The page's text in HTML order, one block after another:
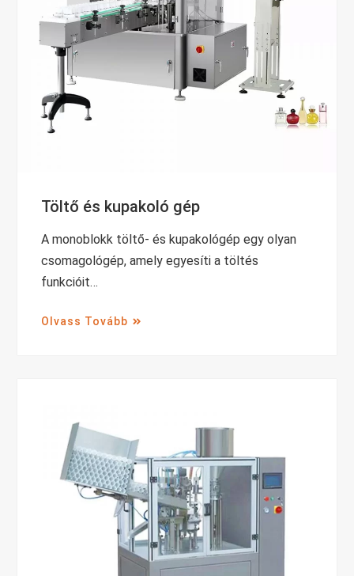
Töltő és kupakoló gép
A monoblokk töltő- és kupakológép egy olyan
csomagológép, amely egyesíti a töltés
funkcióit…
Olvass Tovább